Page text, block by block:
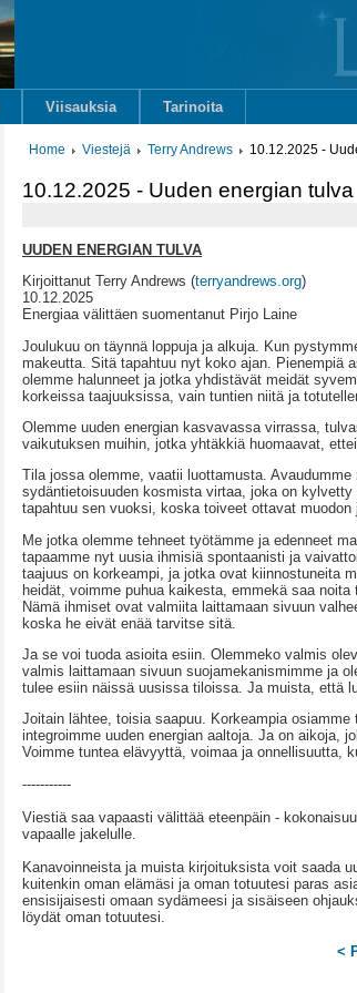
Viisauksia Tarinoita
Home Viestejä Terry Andrews 10.12.2025 -
10.12.2025 - Uuden energian tulva
UUDEN ENERGIAN TULVA
Kirjoittanut Terry Andrews (terryandrews.org)
10.12.2025
Energiaa välittäen suomentanut Pirjo Laine
Joulukuu on täynnä loppuja ja alkuja. Kun
makeutta. Sitä tapahtuu nyt koko ajan. Pienempiä
olemme halunneet ja jotka yhdistävät meidät
korkeissa taajuuksissa, vain tuntien niitä ja
Olemme uuden energian kasvavassa virrassa,
vaikutuksen muihin, jotka yhtäkkiä huomaavat,
Tila jossa olemme, vaatii luottamusta.
sydäntietoisuuden kosmista virtaa, joka on
tapahtuu sen vuoksi, koska toiveet ottavat
Me jotka olemme tehneet työtämme ja edenneet
tapaamme nyt uusia ihmisiä spontaanisti ja
taajuus on korkeampi, ja jotka ovat kiinnostuneita
heidät, voimme puhua kaikesta, emmekä saa noita
Nämä ihmiset ovat valmiita laittamaan sivuun
koska he eivät enää tarvitse sitä.
Ja se voi tuoda asioita esiin. Olemmeko valmis
valmis laittamaan sivuun suojamekanismimme ja
tulee esiin näissä uusissa tiloissa. Ja muista, että
Joitain lähtee, toisia saapuu. Korkeampia
integroimme uuden energian aaltoja. Ja on aikoja,
Voimme tuntea elävyyttä, voimaa ja onnellisuutta,
-----------
Viestiä saa vapaasti välittää eteenpäin -
vapaalle jakelulle.
Kanavoinneista ja muista kirjoituksista voit saada
kuitenkin oman elämäsi ja oman totuutesi paras
ensisijaisesti omaan sydämeesi ja sisäiseen
löydät oman totuutesi.
<